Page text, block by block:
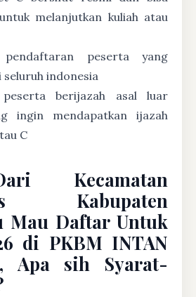
melanjutkan kuliah atau
pendaftaran peserta yang
indonesia
peserta berijazah asal luar
ingin mendapatkan ijazah
C
Kecamatan
Kabupaten
Mau Daftar Untuk
di PKBM INTAN
Apa sih Syarat-